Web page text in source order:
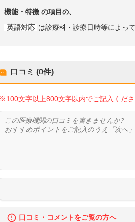
機能・特徴 の項目の、
英語対応 は診療科・診療日時等によっ
口コミ (0件)
※100文字以上800文字以内でご記入くだ
口コミ・コメントをご覧の方へ